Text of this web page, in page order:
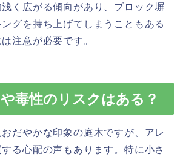
く広がる傾向があり、ブロック塀
グを持ち上げてしまうこともある
注意が必要です。
毒性のリスクはある？
だやかな印象の庭木ですが、アレ
る心配の声もあります。特に小さ